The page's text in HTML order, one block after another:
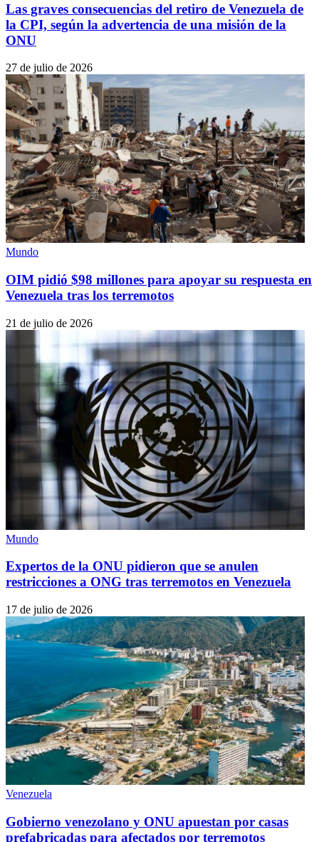
Las graves consecuencias del retiro de Venezuela de
la CPI, según la advertencia de una misión de la
ONU
27 de julio de 2026
Mundo
OIM pidió $98 millones para apoyar su respuesta en
Venezuela tras los terremotos
21 de julio de 2026
Mundo
Expertos de la ONU pidieron que se anulen
restricciones a ONG tras terremotos en Venezuela
17 de julio de 2026
Venezuela
Gobierno venezolano y ONU apuestan por casas
prefabricadas para afectados por terremotos